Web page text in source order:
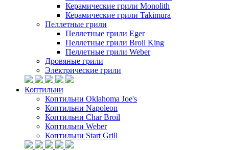
Керамические грили Monolith
Керамические грили Takimura
Пеллетные грили
Пеллетные грили Eger
Пеллетные грили Broil King
Пеллетные грили Weber
Дровяные грили
Электрические грили
Коптильни
Коптильни Oklahoma Joe's
Коптильни Napoleon
Коптильни Char Broil
Коптильни Weber
Коптильни Start Grill